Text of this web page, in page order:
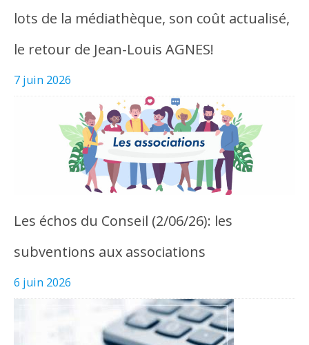
lots de la médiathèque, son coût actualisé,
le retour de Jean-Louis AGNES!
7 juin 2026
Les échos du Conseil (2/06/26): les
subventions aux associations
6 juin 2026